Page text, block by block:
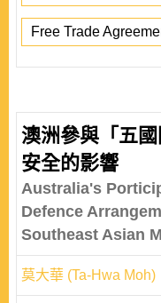
Free Trade
澳洲參與「五
安全的影響
Australia's
Defence
Southeast Asian
莫大華 (Ta-Hwa Moh)